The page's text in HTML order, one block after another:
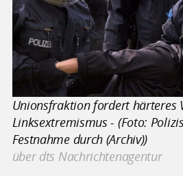
Unionsfraktion fordert härteres
Linksextremismus - (Foto:
Festnahme durch (Archiv))
über dts Nachrichtenagentur